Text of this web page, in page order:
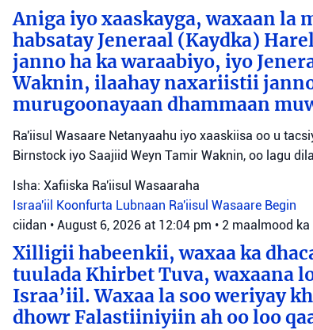
Aniga iyo xaaskayga, waxaan la
habsatay Jeneraal (Kaydka)
janno ha ka waraabiyo, iyo
Waknin, ilaahay naxariistii
murugoonayaan dhammaan
Ra'iisul Wasaare Netanyaahu iyo xaaskiisa oo u
Birnstock iyo Saajiid Weyn Tamir Waknin, oo lagu
Isha: Xafiiska Ra'iisul Wasaaraha
Israa'iil Koonfurta Lubnaan Ra'iisul Wasaare Begin
ciidan • August 6, 2026 at 12:04 pm • 2 maalmood ka
Xilligii habeenkii, waxaa ka
tuulada Khirbet Tuva, waxaana
Israa’iil. Waxaa la soo weriyay
dhowr Falastiiniyiin ah oo loo